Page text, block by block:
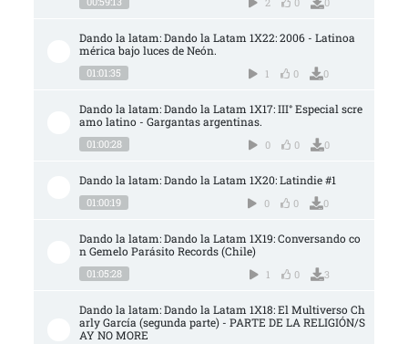
Dando la latam: Dando la Latam 1X22: 2006 - Latinoa
mérica bajo luces de Neón.
01:01:35 1 0 0
Dando la latam: Dando la Latam 1X17: III° Especial scre
amo latino - Gargantas argentinas.
01:00:28 0 0 0
Dando la latam: Dando la Latam 1X20: Latindie #1
01:00:19 0 0 0
Dando la latam: Dando la Latam 1X19: Conversando co
n Gemelo Parásito Records (Chile)
01:05:28 1 0 3
Dando la latam: Dando la Latam 1X18: El Multiverso Ch
arly García (segunda parte) - PARTE DE LA RELIGIÓN/S
AY NO MORE